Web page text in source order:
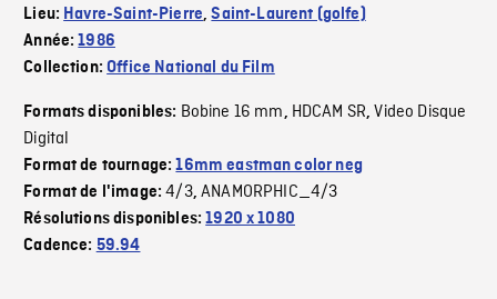
Lieu: Havre-Saint-Pierre,Saint-Laurent (golfe)
Année:1986
Collection:Office National du Film
Formats disponibles: Bobine 16 mm, HDCAM SR,Video Disque
Digital
Format de tournage:16mm eastman color neg
Format de l'image:4/3,ANAMORPHIC_4/3
Résolutions disponibles:1920 x 1080
Cadence: 59.94